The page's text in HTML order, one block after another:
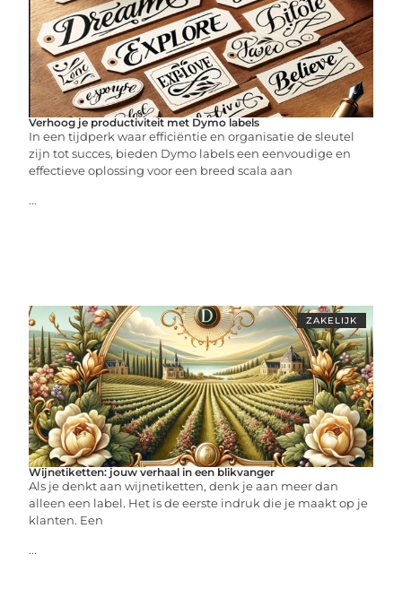
Verhoog je productiviteit met Dymo labels
In een tijdperk waar efficiëntie en organisatie de sleutel
zijn tot succes, bieden Dymo labels een eenvoudige en
effectieve oplossing voor een breed scala aan
...
ZAKELIJK
Wijnetiketten: jouw verhaal in een blikvanger
Als je denkt aan wijnetiketten, denk je aan meer dan
alleen een label. Het is de eerste indruk die je maakt op je
klanten. Een
...